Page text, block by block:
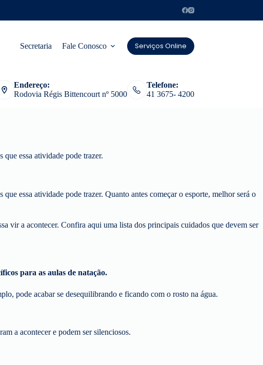
Secretaria Fale Conosco Serviços Online
Endereço:
Rodovia Régis Bittencourt nº 5000
Telefone:
41 3675- 4200
que essa atividade pode trazer.
essa atividade pode trazer. Quanto antes começar o esporte, melhor será o
vir a acontecer. Confira aqui uma lista dos principais cuidados que devem ser
para as aulas de natação.
pode acabar se desequilibrando e ficando com o rosto na água.
a acontecer e podem ser silenciosos.